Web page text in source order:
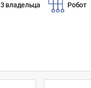
3 владельца Робот